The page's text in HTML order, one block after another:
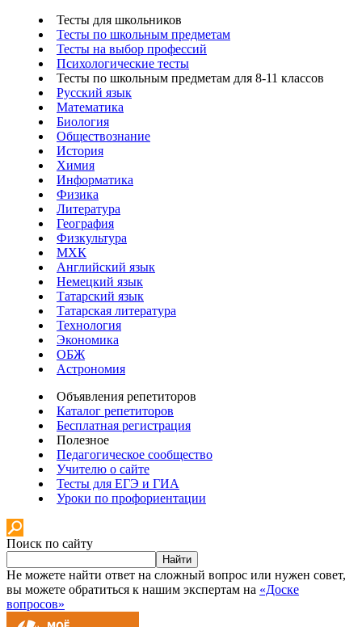
Тесты для школьников
Тесты по школьным предметам
Тесты на выбор профессий
Психологические тесты
Тесты по школьным предметам для 8-11 классов
Русский язык
Математика
Биология
Обществознание
История
Химия
Информатика
Физика
Литература
География
Физкультура
МХК
Английский язык
Немецкий язык
Татарский язык
Татарская литература
Технология
Экономика
ОБЖ
Астрономия
Объявления репетиторов
Каталог репетиторов
Бесплатная регистрация
Полезное
Педагогическое сообщество
Учителю о сайте
Тесты для ЕГЭ и ГИА
Уроки по профориентации
Поиск по сайту
Найти
Не можете найти ответ на сложный вопрос или нужен совет,
вы можете обратиться к нашим экспертам на «Доске
вопросов»